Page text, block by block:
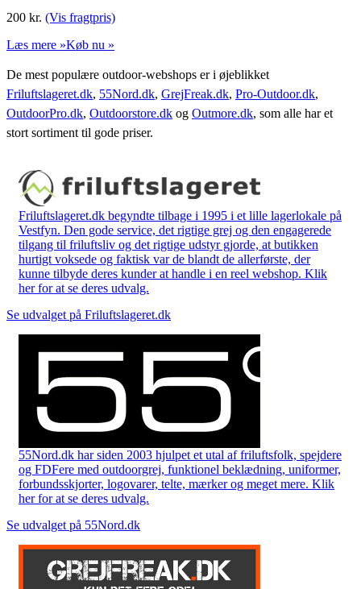
200 kr. (Vis fragtpris)
Læs mere »Køb nu »
De mest populære outdoor-webshops er i øjeblikket
Friluftslageret.dk, 55Nord.dk, GrejFreak.dk, Pro-Outdoor.dk,
OutdoorPro.dk, Outdoorstore.dk og Outmore.dk, som alle har et
stort sortiment til gode priser.
Friluftslageret.dk begyndte tilbage i 1995 i et lille lagerlokale på
Vestfyn. Den gode service, det rigtige grej og den engagerede
tilgang til friluftsliv og det rigtige udstyr gjorde, at butikken
hurtigt voksede og faktisk var de blandt de allerførste, der
kunne tilbyde deres kunder at handle i en reel webshop. Klik
her for at se deres udvalg.
Se udvalget på Friluftslageret.dk
55Nord.dk har siden 2003 hjulpet et utal af friluftsfolk, spejdere
og FDFere med outdoorgrej, funktionel beklædning, uniformer,
forbundsskjorter, logovarer, telte, mærker og meget mere. Klik
her for at se deres udvalg.
Se udvalget på 55Nord.dk